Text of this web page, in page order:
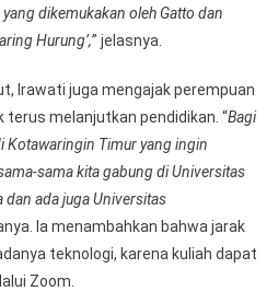
dikemukakan oleh Gatto dan
Hurung’,” jelasnya.
Irawati juga mengajak perempuan
melanjutkan pendidikan. “Bagi
Kotawaringin Timur yang ingin
sama kita gabung di Universitas
dan ada juga Universitas
Ia menambahkan bahwa jarak
teknologi, karena kuliah dapat
Zoom.